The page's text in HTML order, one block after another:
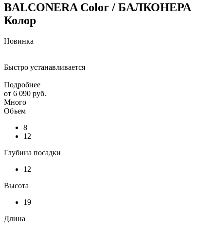
BALCONERA Color / БАЛКОНЕРА
Колор
Новинка
Быстро устанавливается
Подробнее
от 6 090 руб.
Много
Объем
8
12
Глубина посадки
12
Высота
19
Длина